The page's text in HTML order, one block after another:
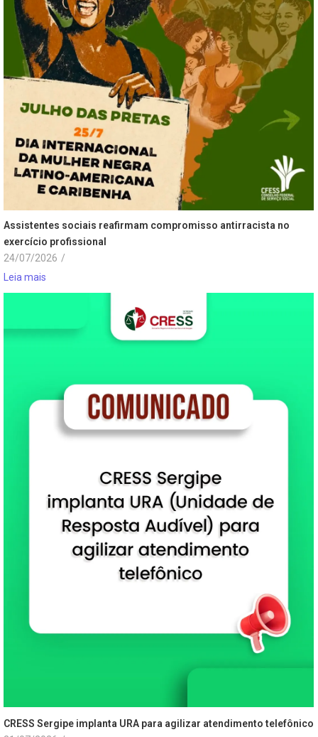
Assistentes sociais reafirmam compromisso antirracista no
exercício profissional
24/07/2026 /
Leia mais
CRESS Sergipe implanta URA para agilizar atendimento telefônico